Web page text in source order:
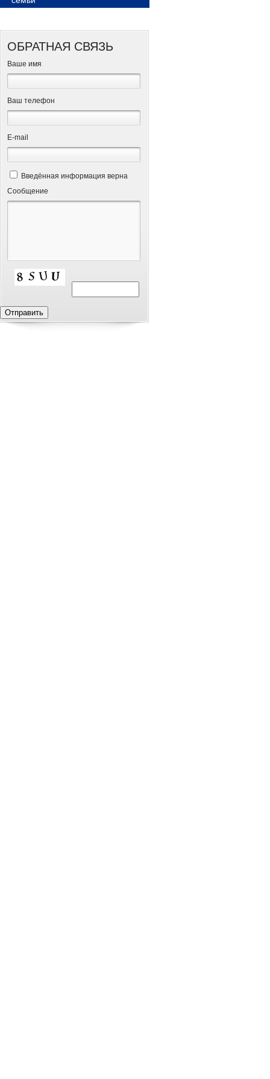
ОБРАТНАЯ СВЯЗЬ
Ваше имя
Ваш телефон
Е-mail
Введённая информация верна
Сообщение